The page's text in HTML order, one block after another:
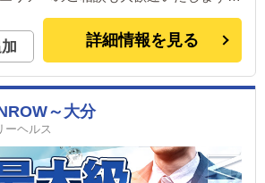
、WEBデザイナー、SEは広島本社で
います。
詳細情報を見る
～大分
ーヘルス